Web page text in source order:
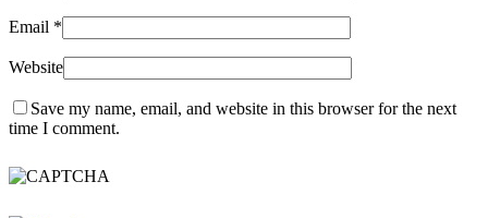
Email *
Website
Save my name, email, and website in this browser for the next
time I comment.